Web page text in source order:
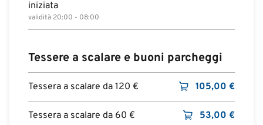
iniziata
validità 20:00 - 08:00
Tessere a scalare e buoni parcheggi
Tessera a scalare da 120 € 105,00 €
Tessera a scalare da 60 € 53,00 €